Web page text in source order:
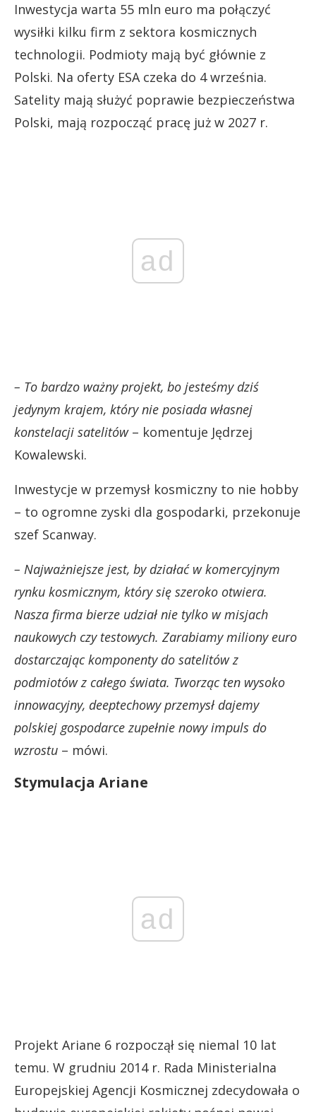
Inwestycja warta 55 mln euro ma połączyć
wysiłki kilku firm z sektora kosmicznych
technologii. Podmioty mają być głównie z
Polski. Na oferty ESA czeka do 4 września.
Satelity mają służyć poprawie bezpieczeństwa
Polski, mają rozpocząć pracę już w 2027 r.
ad
– To bardzo ważny projekt, bo jesteśmy dziś
jedynym krajem, który nie posiada własnej
konstelacji satelitów– komentuje Jędrzej
Kowalewski.
Inwestycje w przemysł kosmiczny to nie hobby
– to ogromne zyski dla gospodarki, przekonuje
szef Scanway.
– Najważniejsze jest, by działać w komercyjnym
rynku kosmicznym, który się szeroko otwiera.
Nasza firma bierze udział nie tylko w misjach
naukowych czy testowych. Zarabiamy miliony euro
dostarczając komponenty do satelitów z
podmiotów z całego świata. Tworząc ten wysoko
innowacyjny, deeptechowy przemysł dajemy
polskiej gospodarce zupełnie nowy impuls do
wzrostu – mówi.
Stymulacja Ariane
ad
Projekt Ariane 6 rozpoczął się niemal 10 lat
temu. W grudniu 2014 r. Rada Ministerialna
Europejskiej Agencji Kosmicznej zdecydowała o